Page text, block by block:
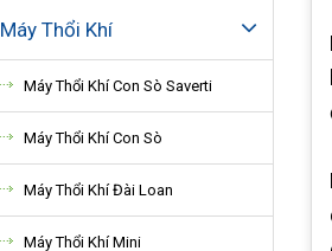
Máy Thổi Khí
Máy Thổi Khí Con Sò Saverti
Máy Thổi Khí Con Sò
Máy Thổi Khí Đài Loan
Máy Thổi Khí Mini